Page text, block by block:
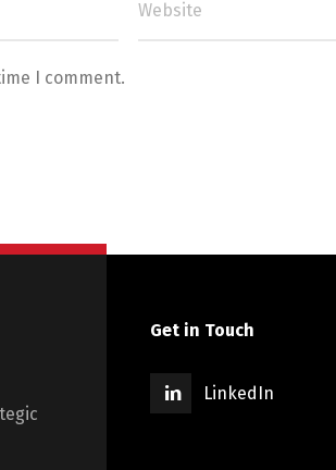
I comment.
Get in Touch
LinkedIn